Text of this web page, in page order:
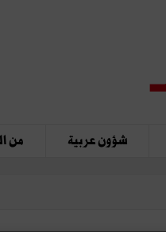
شؤون عربية من